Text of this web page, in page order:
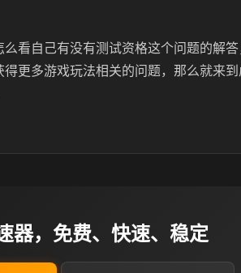
看自己有没有测试资格这个问题的解
更多游戏玩法相关的问题，那么就来
器，免费、快速、稳定